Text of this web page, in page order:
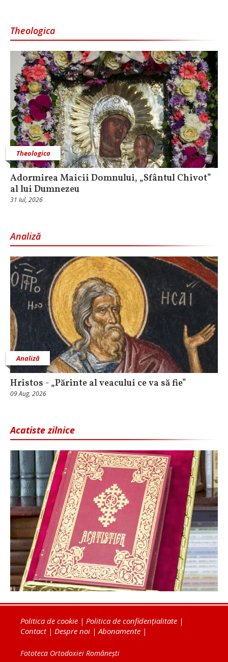
Theologica
Theologica
Adormirea Maicii Domnului, „Sfântul Chivot”
al lui Dumnezeu
31 Iul, 2026
Analiză
Analiză
Hristos - „Părinte al veacului ce va să fie”
09 Aug, 2026
Acatiste zilnice
Politica de cookie | Politica de confidențialitate |
Contact| Despre noi |Abonamente |
Fototeca Ortodoxiei Românești